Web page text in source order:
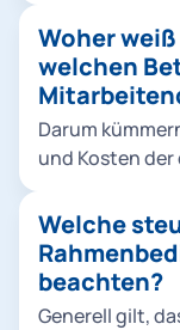
empfehlen
alle Angebote
größtmögliche
aber
soll. Hierbei
Auszubildende,
oder Führungskräfte. Bei
Budgethöhen
Woher
welchen
Darum
und Kosten
Abwicklung der
Arbeitgeber
Sie mit
Welche
beachten?
Generell gilt,